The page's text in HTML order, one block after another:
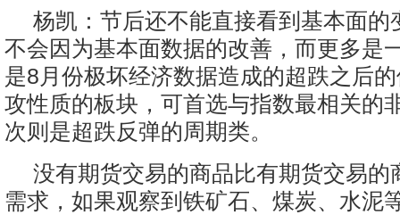
杨凯：节后还不能直接看到基本面的
不会因为基本面数据的改善，而更多是
是8月份极坏经济数据造成的超跌之后
攻性质的板块，可首选与指数最相关的
次则是超跌反弹的周期类。
没有期货交易的商品比有期货交易的
需求，如果观察到铁矿石、煤炭、水泥